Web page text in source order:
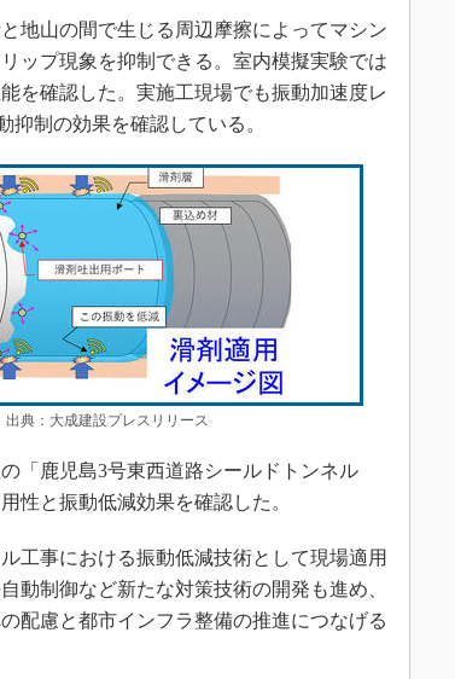
地山の間で生じる周辺摩擦によってマシン
ップ現象を抑制できる。室内模擬実験では
を確認した。実施工現場でも振動加速度レ
制の効果を確認している。
典：大成建設プレスリリース
「鹿児島3号東西道路シールドトンネル
性と振動低減効果を確認した。
工事における振動低減技術として現場適用
動制御など新たな対策技術の開発も進め、
配慮と都市インフラ整備の推進につなげる